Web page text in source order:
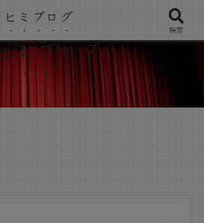
ミブログ
ヒミブログ
検索